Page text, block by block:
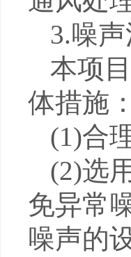
3.噪
本项
体措施：
(1)合
(2)选
免异常
噪声的